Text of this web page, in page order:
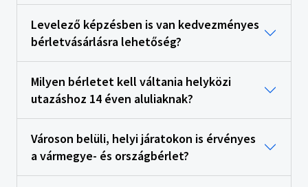
Levelező képzésben is van kedvezményes
bérletvásárlásra lehetőség?
Milyen bérletet kell váltania helyközi
utazáshoz 14 éven aluliaknak?
Városon belüli, helyi járatokon is érvényes
a vármegye- és országbérlet?